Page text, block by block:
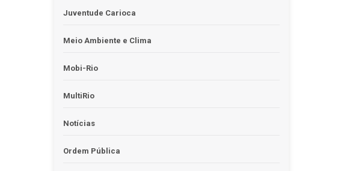
Juventude Carioca
Meio Ambiente e Clima
Mobi-Rio
MultiRio
Notícias
Ordem Pública